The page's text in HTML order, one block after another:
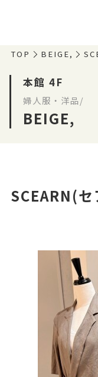
TOP BEIGE,
本館 4F
婦人服・洋品/
BEIGE,
SCEARN(